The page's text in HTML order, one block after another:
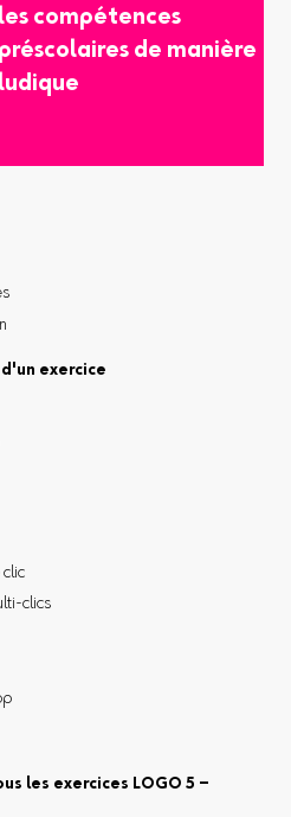
les compétences
préscolaires de manière
ludique
exercice
clic
clics
les exercices LOGO 5 –